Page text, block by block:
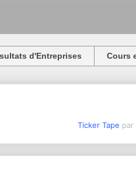
d'Entreprises Cours
Ticker Tape par